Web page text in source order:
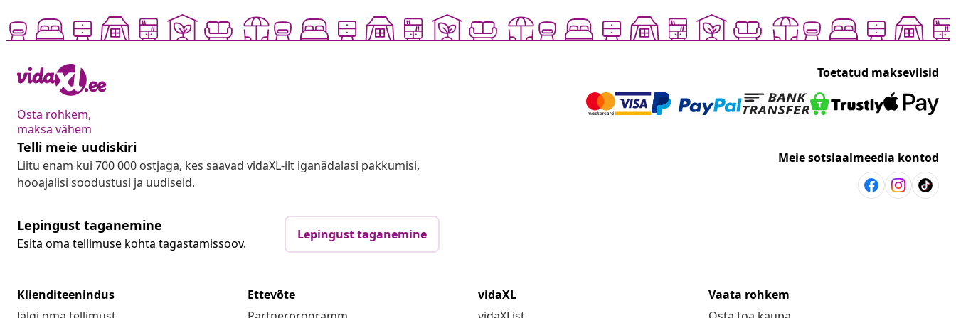
Osta rohkem,
maksa vähem
Toetatud makseviisid
Telli meie uudiskiri
Liitu enam kui 700 000 ostjaga, kes saavad vidaXL-ilt iganädalasi pakkumisi,
hooajalisi soodustusi ja uudiseid.
Meie sotsiaalmeedia kontod
Lepingust taganemine
Esita oma tellimuse kohta tagastamissoov.
Lepingust taganemine
Klienditeenindus
Ettevõte
vidaXL
Vaata rohkem